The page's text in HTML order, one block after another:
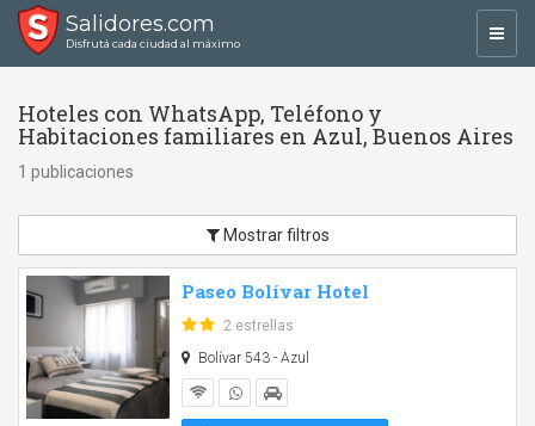
Salidores.com
Disfrutá cada ciudad al máximo
Hoteles con WhatsApp, Teléfono y
Habitaciones familiares en Azul, Buenos Aires
1 publicaciones
Mostrar filtros
Paseo Bolívar Hotel
2 estrellas
Bolívar 543 - Azul